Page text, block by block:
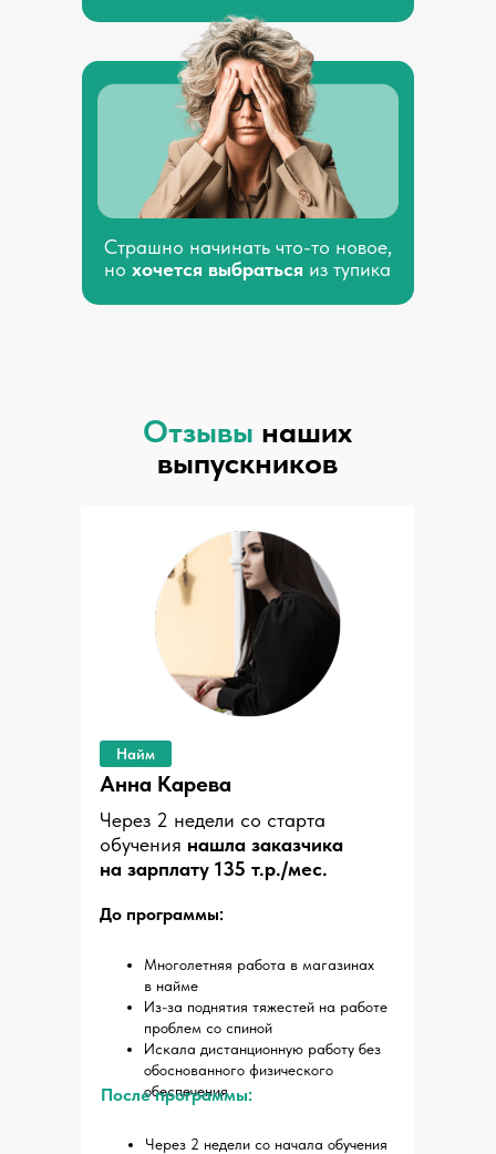
Страшно начинать что-то новое,
но хочется выбраться из тупика
Отзывы наших
выпускников
Анна Карева
Найм
Через 2 недели со старта
обучения нашла заказчика
на зарплату 135 т.р./мес.
До программы:
Многолетняя работа в магазинах
в найме
Из-за поднятия тяжестей на работе
проблем со спиной
Искала дистанционную работу без
обоснованного физического
обеспечения
После программы:
Через 2 недели со начала обучения